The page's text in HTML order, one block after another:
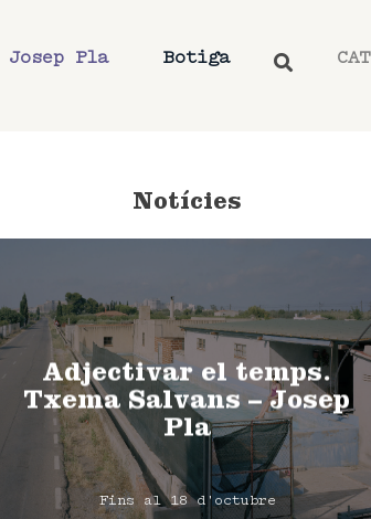
Josep Pla Botiga CAT
Notícies
Adjectivar el temps.
Txema Salvans – Josep
Pla
Fins al 18 d'octubre